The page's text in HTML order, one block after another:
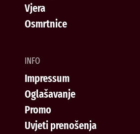
Vjera
Osmrtnice
INFO
Impressum
Oglašavanje
Promo
Uvjeti prenošenja